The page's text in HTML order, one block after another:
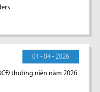
01 - 04 - 2026
thường niên năm 2026